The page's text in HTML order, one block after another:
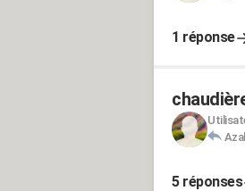
1 réponse
5 réponses